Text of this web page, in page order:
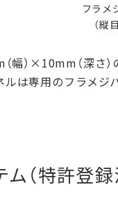
フラメ
（縦
幅）×10mm（深さ
は専用のフラメジ
（特許登録